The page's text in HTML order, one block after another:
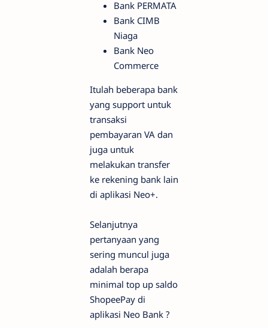
Bank PERMATA
Bank CIMB
Niaga
Bank Neo
Commerce
Itulah beberapa bank
yang support untuk
transaksi
pembayaran VA dan
juga untuk
melakukan transfer
ke rekening bank lain
di aplikasi Neo+.
Selanjutnya
pertanyaan yang
sering muncul juga
adalah berapa
minimal top up saldo
ShopeePay di
aplikasi Neo Bank ?